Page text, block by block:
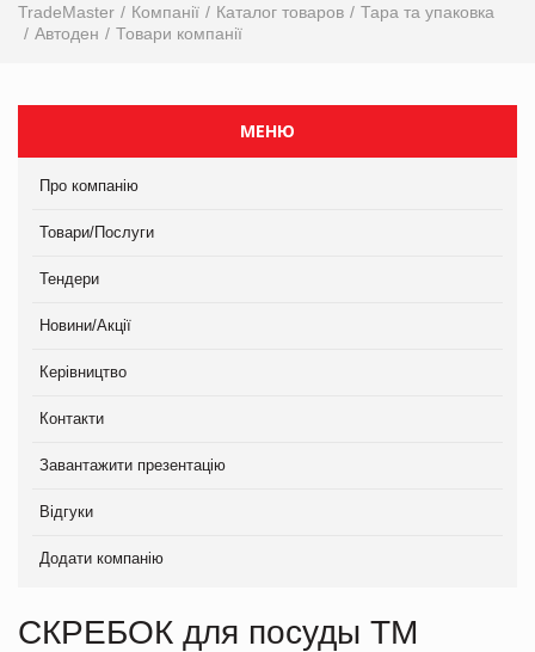
TradeMaster Компанії Каталог товаров
Тара та упаковка
Автоден
Товари компанії
МЕНЮ
Про компанію
Товари/Послуги
Тендери
Новини/Акції
Керівництво
Контакти
Завантажити презентацію
Відгуки
Додати компанію
СКРЕБОК для посуды ТМ